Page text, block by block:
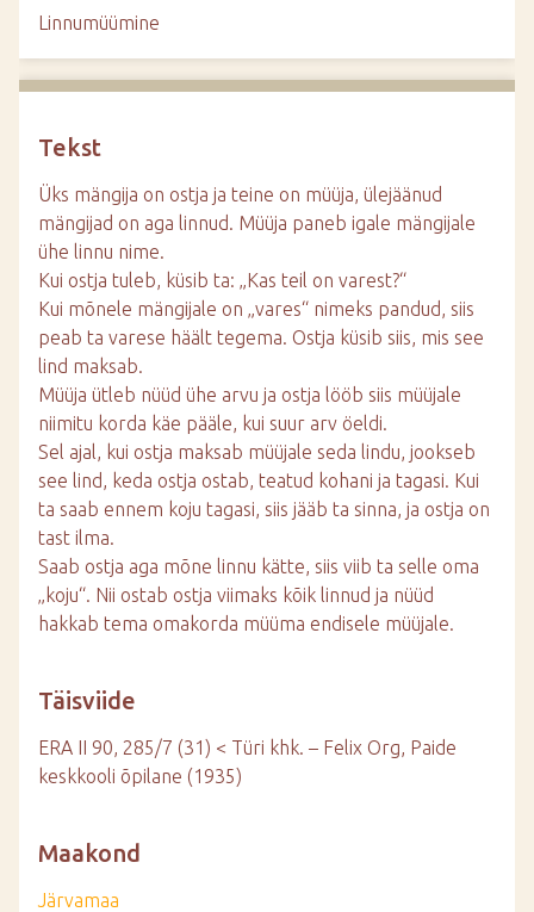
Linnumüümine
Tekst
Üks mängija on ostja ja teine on müüja, ülejäänud
mängijad on aga linnud. Müüja paneb igale mängijale
ühe linnu nime.
Kui ostja tuleb, küsib ta: „Kas teil on varest?“
Kui mõnele mängijale on „vares“ nimeks pandud, siis
peab ta varese häält tegema. Ostja küsib siis, mis see
lind maksab.
Müüja ütleb nüüd ühe arvu ja ostja lööb siis müüjale
niimitu korda käe pääle, kui suur arv öeldi.
Sel ajal, kui ostja maksab müüjale seda lindu, jookseb
see lind, keda ostja ostab, teatud kohani ja tagasi. Kui
ta saab ennem koju tagasi, siis jääb ta sinna, ja ostja on
tast ilma.
Saab ostja aga mõne linnu kätte, siis viib ta selle oma
„koju“. Nii ostab ostja viimaks kõik linnud ja nüüd
hakkab tema omakorda müüma endisele müüjale.
Täisviide
ERA II 90, 285/7 (31) < Türi khk. – Felix Org, Paide
keskkooli õpilane (1935)
Maakond
Järvamaa